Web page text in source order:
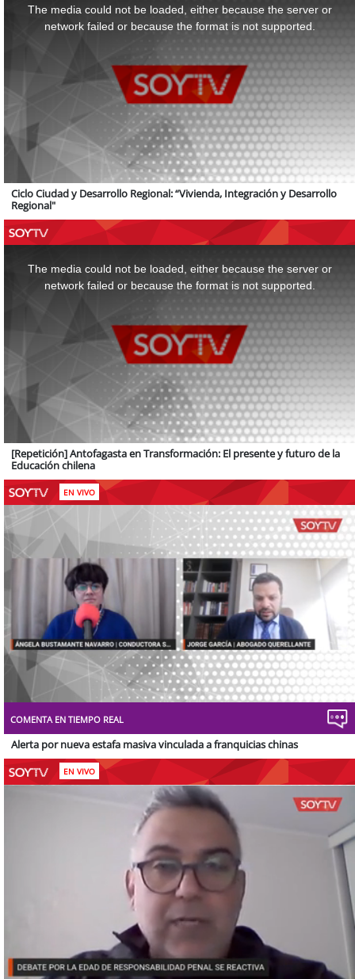
The media could not be loaded, either because the server or
network failed or because the format is not supported.
Ciclo Ciudad y Desarrollo Regional: “Vivienda, Integración y Desarrollo
Regional"
The media could not be loaded, either because the server or
network failed or because the format is not supported.
[Repetición] Antofagasta en Transformación: El presente y futuro de la
Educación chilena
EN VIVO
Type
COMENTA EN TIEMPO REAL
Alerta por nueva estafa masiva vinculada a franquicias chinas
EN VIVO
UnmuteStream